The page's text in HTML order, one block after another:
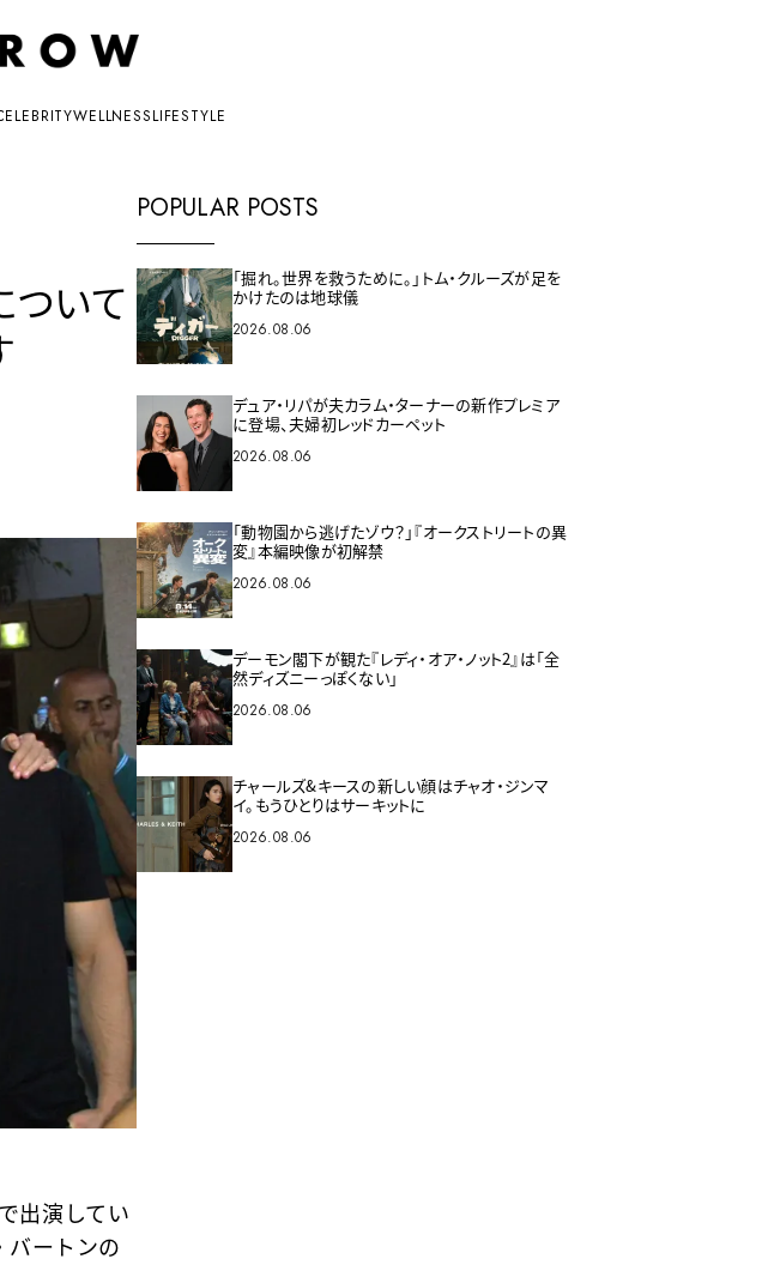
WELLNESSLIFESTYLE
ついて
出演してい
バートンの
POPULAR POSTS
「掘れ。世界を救うために。」トム・クルーズが足を
かけたのは地球儀
2026.08.06
デュア・リパが夫カラム・ターナーの新作プレミア
に登場、夫婦初レッドカーペット
2026.08.06
「動物園から逃げたゾウ？」『オークストリートの異
変』本編映像が初解禁
2026.08.06
デーモン閣下が観た『レディ・オア・ノット2』は「全
然ディズニーっぽくない」
2026.08.06
チャールズ&キースの新しい顔はチャオ・ジンマ
イ。もうひとりはサーキットに
2026.08.06